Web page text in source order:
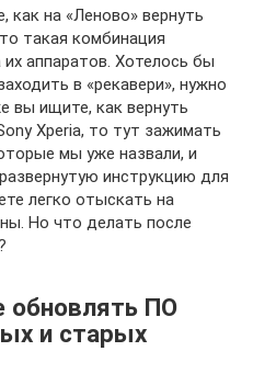
как на «Леново» вернуть
такая комбинация
аппаратов. Хотелось бы
в «рекавери», нужно
вы ищите, как вернуть
Xperia, то тут зажимать
мы уже назвали, и
инструкцию для
легко отыскать на
Но что делать после
обновлять ПО
и старых